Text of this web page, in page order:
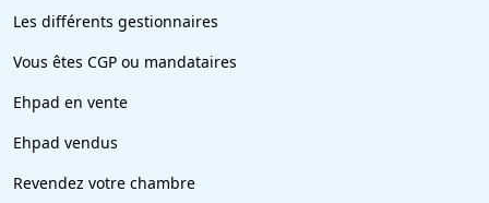
Les différents gestionnaires
Vous êtes CGP ou mandataires
Ehpad en vente
Ehpad vendus
Revendez votre chambre